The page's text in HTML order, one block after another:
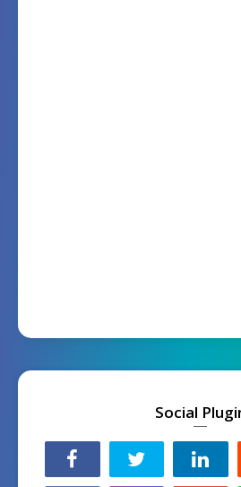
Social